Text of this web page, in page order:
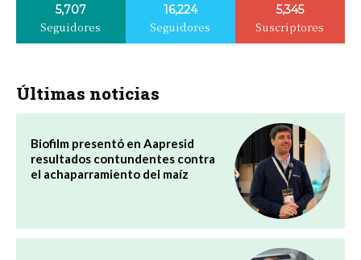
5,707
Seguidores
16,224
Seguidores
5,345
Suscriptores
Últimas noticias
Biofilm presentó en Aapresid
resultados contundentes contra
el achaparramiento del maíz